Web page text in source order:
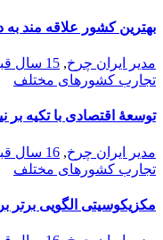
بهترین کشور علاقه مند به
مدیر ایران چرخ, 15 سال قبل
تجارب کشورهای مختلف
توسعۀ اقتصادی با تکیه
مدیر ایران چرخ, 16 سال قبل
تجارب کشورهای مختلف
مكزیكوسیتی الگویی برتر